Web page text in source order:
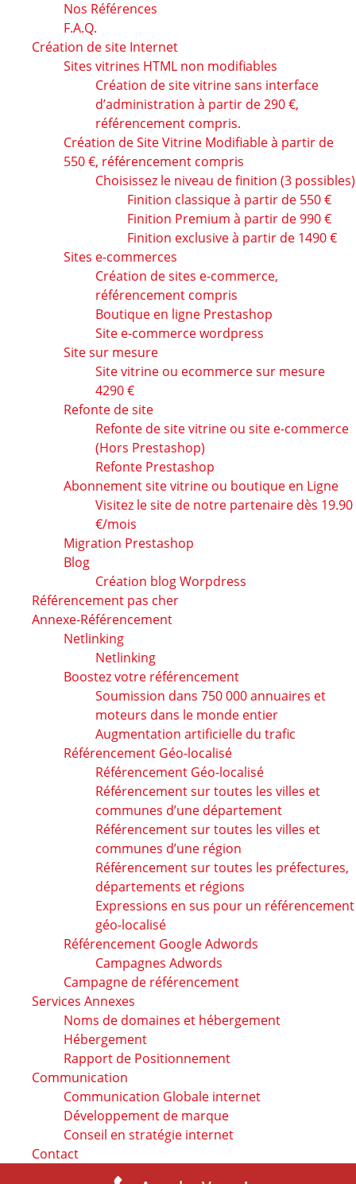
Nos Références
F.A.Q.
Création de site Internet
Sites vitrines HTML non modifiables
Création de site vitrine sans interface
d’administration à partir de 290 €,
référencement compris.
Création de Site Vitrine Modifiable à partir de
550 €, référencement compris
Choisissez le niveau de finition (3 possibles)
Finition classique à partir de 550 €
Finition Premium à partir de 990 €
Finition exclusive à partir de 1490 €
Sites e-commerces
Création de sites e-commerce,
référencement compris
Boutique en ligne Prestashop
Site e-commerce wordpress
Site sur mesure
Site vitrine ou ecommerce sur mesure
4290 €
Refonte de site
Refonte de site vitrine ou site e-commerce
(Hors Prestashop)
Refonte Prestashop
Abonnement site vitrine ou boutique en Ligne
Visitez le site de notre partenaire dès 19.90
€/mois
Migration Prestashop
Blog
Création blog Worpdress
Référencement pas cher
Annexe-Référencement
Netlinking
Netlinking
Boostez votre référencement
Soumission dans 750 000 annuaires et
moteurs dans le monde entier
Augmentation artificielle du trafic
Référencement Géo-localisé
Référencement Géo-localisé
Référencement sur toutes les villes et
communes d’une département
Référencement sur toutes les villes et
communes d’une région
Référencement sur toutes les préfectures,
départements et régions
Expressions en sus pour un référencement
géo-localisé
Référencement Google Adwords
Campagnes Adwords
Campagne de référencement
Services Annexes
Noms de domaines et hébergement
Hébergement
Rapport de Positionnement
Communication
Communication Globale internet
Développement de marque
Conseil en stratégie internet
Contact